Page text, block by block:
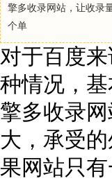
擎多收录网站，让收录
个单
对于百度
种情况，
擎多收录
大，承受
果网站只